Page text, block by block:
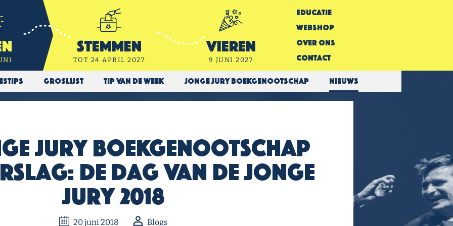
Groslijst Tip van de week Jonge Jury Boekgenootschap Nieuws
Stemmen
TOT 24 APRIL 2027
Vieren
9 JUNI 2027
Educatie
Webshop
Over Ons
Contact
Jury Boekgenootschap
de Dag van de Jonge
Jury 2018
20 juni 2018 Blogs